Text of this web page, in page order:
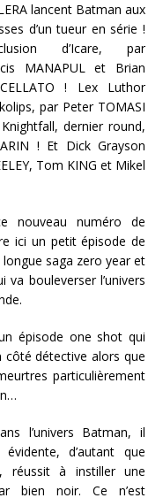
lancent Batman aux
d’un tueur en série !
d’Icare, par
MANAPUL et Brian
! Lex Luthor
par Peter TOMASI
dernier round,
! Et Dick Grayson
Tom KING et Mikel
nouveau numéro de
ici un petit épisode de
saga zero year et
bouleverser l’univers
épisode one shot qui
détective alors que
particulièrement
l’univers Batman, il
d’autant que
réussit à instiller une
bien noir. Ce n’est